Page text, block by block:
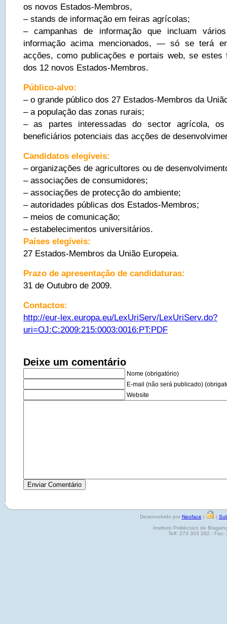
os novos Estados-Membros,
– stands de informação em feiras agrícolas;
– campanhas de informação que incluam
informação acima mencionados, — só se terá
acções, como publicações e portais web, se estes
dos 12 novos Estados-Membros.
Público-alvo:
– o grande público dos 27 Estados-Membros da
– a população das zonas rurais;
– as partes interessadas do sector agrícola,
beneficiários potenciais das acções de
Candidatos elegíveis:
– organizações de agricultores ou de
– associações de consumidores;
– associações de protecção do ambiente;
– autoridades públicas dos Estados-Membros;
– meios de comunicação;
– estabelecimentos universitários.
Países elegíveis:
27 Estados-Membros da União Europeia.
Prazo de apresentação de candidaturas:
31 de Outubro de 2009.
Contactos:
http://eur-lex.europa.eu/LexUriServ/LexUriServ.do?
uri=OJ:C:2009:215:0003:0016:PT:PDF
Deixe um comentário
Nome (obrigatório)
E-mail (não será publicado)
Website
Desenvolvido por Neoface | |
Instituto Politécnico de
Telf: 273 303 282 - Fax: